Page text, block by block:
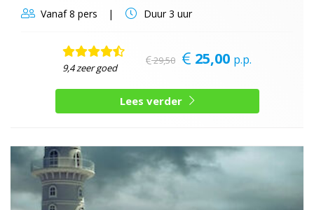
Vanaf8 pers Duur3 uur
9,4 zeer goed
29,50 25,00 p.p.
Lees verder